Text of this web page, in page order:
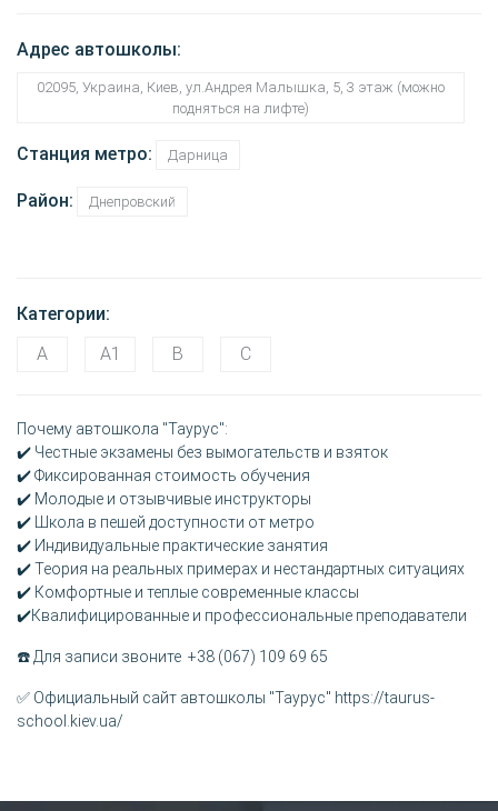
Адрес автошколы:
02095, Украина, Киев, ул.Андрея Малышка, 5, 3 этаж (можно
подняться на лифте)
Станция метро: Дарница
Район: Днепровский
Категории:
A
A1 B C
Почему автошкола "Таурус":
✔️ Честные экзамены без вымогательств и взяток
✔️ Фиксированная стоимость обучения
✔️ Молодые и отзывчивые инструкторы
✔️ Школа в пешей доступности от метро
✔️ Индивидуальные практические занятия
✔️ Теория на реальных примерах и нестандартных ситуациях
✔️ Комфортные и теплые современные классы
✔️Квалифицированные и профессиональные преподаватели
☎️ Для записи звоните +38 (067) 109 69 65
✅ Официальный сайт автошколы "Таурус" https://taurus-
school.kiev.ua/